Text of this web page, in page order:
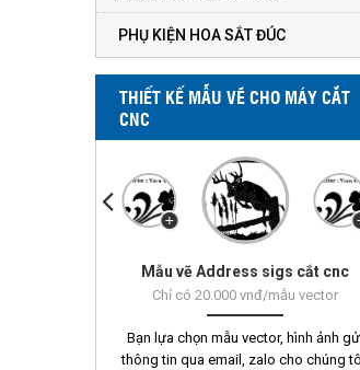
PHỤ KIỆN HOA SẮT ĐÚC
THIẾT KẾ MẪU VẼ CHO MÁY CẮT
CNC
Mẫu vẽ Address sigs cắt cnc
Chỉ có 20.000 vnđ/mẫu vector
Bạn lựa chọn mẫu vector, hình ảnh
thông tin qua email, zalo cho chúng
Mẫu vẽ Vorn 451 - 500